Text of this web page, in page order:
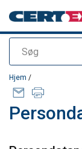
Søg
Produktet blev
Hjem /